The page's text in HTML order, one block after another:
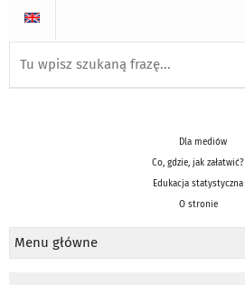
Dla mediów
Co, gdzie, jak załatwić?
Edukacja statystyczna
O stronie
Menu główne